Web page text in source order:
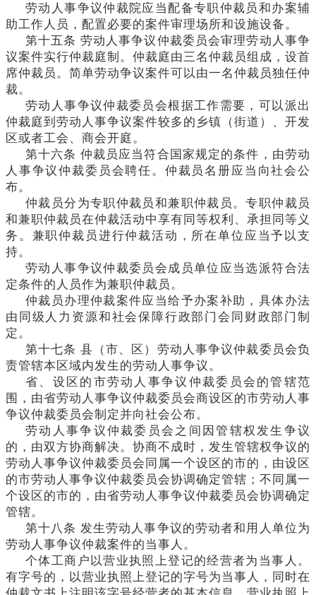
劳动人事争议仲裁院应当配备专职仲裁员和办案辅
助工作人员，配置必要的案件审理场所和设施设备。
第十五条 劳动人事争议仲裁委员会审理劳动人事争
议案件实行仲裁庭制。仲裁庭由三名仲裁员组成，设首
席仲裁员。简单劳动争议案件可以由一名仲裁员独任仲
裁。
劳动人事争议仲裁委员会根据工作需要，可以派出
仲裁庭到劳动人事争议案件较多的乡镇（街道）、开发
区或者工会、商会开庭。
第十六条 仲裁员应当符合国家规定的条件，由劳动
人事争议仲裁委员会聘任。仲裁员名册应当向社会公
布。
仲裁员分为专职仲裁员和兼职仲裁员。专职仲裁员
和兼职仲裁员在仲裁活动中享有同等权利、承担同等义
务。兼职仲裁员进行仲裁活动，所在单位应当予以支
持。
劳动人事争议仲裁委员会成员单位应当选派符合法
定条件的人员作为兼职仲裁员。
仲裁员办理仲裁案件应当给予办案补助，具体办法
由同级人力资源和社会保障行政部门会同财政部门制
定。
第十七条 县（市、区）劳动人事争议仲裁委员会负
责管辖本区域内发生的劳动人事争议。
省、设区的市劳动人事争议仲裁委员会的管辖范
围，由省劳动人事争议仲裁委员会商设区的市劳动人事
争议仲裁委员会制定并向社会公布。
劳动人事争议仲裁委员会之间因管辖权发生争议
的，由双方协商解决。协商不成时，发生管辖权争议的
劳动人事争议仲裁委员会同属一个设区的市的，由设区
的市劳动人事争议仲裁委员会协调确定管辖；不同属一
个设区的市的，由省劳动人事争议仲裁委员会协调确定
管辖。
第十八条 发生劳动人事争议的劳动者和用人单位为
劳动人事争议仲裁案件的当事人。
个体工商户以营业执照上登记的经营者为当事人。
有字号的，以营业执照上登记的字号为当事人，同时在